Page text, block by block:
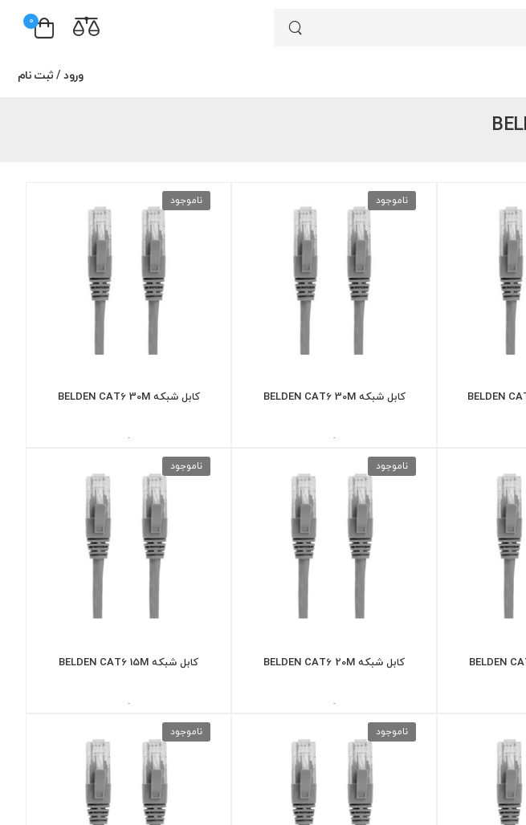
0
ورود / ثبت نام
ناموجود
کابل شبکه BELDEN CAT6 30M
-
ناموجود
کابل شبکه BELDEN CAT6 30M
-
ناموجود
کابل شبکه BELDEN CAT6 20M
-
ناموجود
کابل شبکه BELDEN CAT6 15M
-
ناموجود ناموجود